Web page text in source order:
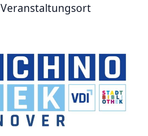
Veranstaltungsort